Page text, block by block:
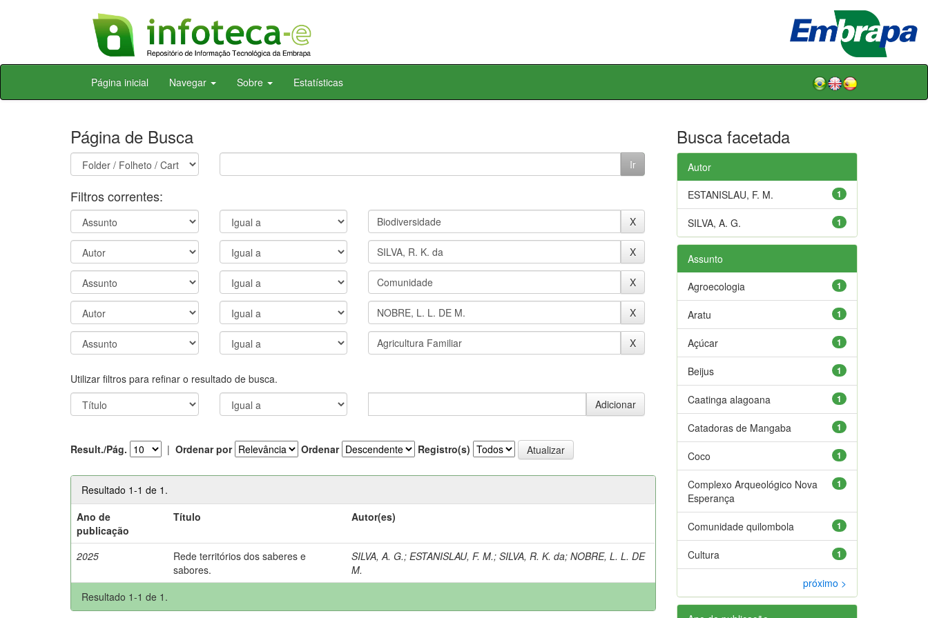
Skip
Página inicial Navegar Sobre Estatísticas
Página de Busca
Filtros correntes:
Utilizar filtros para refinar o resultado de busca.
Result./Pág. | Ordenar por Ordenar Registro(s)
Resultado 1-1 de 1.
Ano de
publicação
Título Autor(es)
2025
Rede territórios dos saberes e
sabores.
SILVA, A. G.;ESTANISLAU, F. M.;SILVA, R. K. da;NOBRE, L. L. DE
M.
Resultado 1-1 de 1.
Busca facetada
Autor
1
ESTANISLAU, F. M.
1
SILVA, A. G.
Assunto
1
Agroecologia
1
Aratu
1
Açúcar
1
Beijus
1
Caatinga alagoana
1
Catadoras de Mangaba
1
Coco
1
Complexo Arqueológico Nova
Esperança
1
Comunidade quilombola
1
Cultura
próximo >